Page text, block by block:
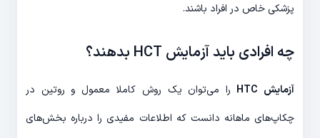
پزشکی خاص در افراد باشند.
چه افرادی باید آزمایش HCT بدهند؟
آزمایش HTC
را می‌توان یک روش کاملا معمول و روتین در
چکاپ‌های ماهانه دانست که اطلاعات مفیدی را درباره بخش‌های